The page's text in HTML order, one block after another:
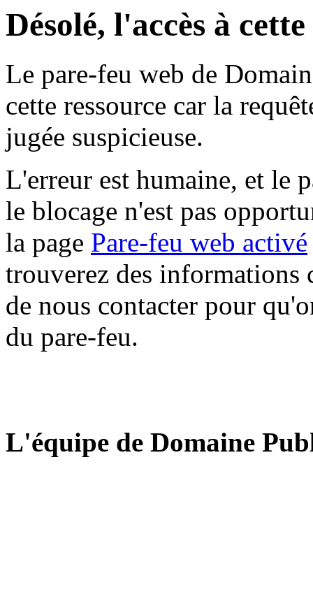
Désolé, l'accès à
Le pare-feu web de
cette ressource car la
jugée suspicieuse.
L'erreur est humaine, et le
le blocage n'est pas
la page Pare-feu web activé
trouverez des informations
de nous contacter pour
du pare-feu.
L'équipe de Domaine